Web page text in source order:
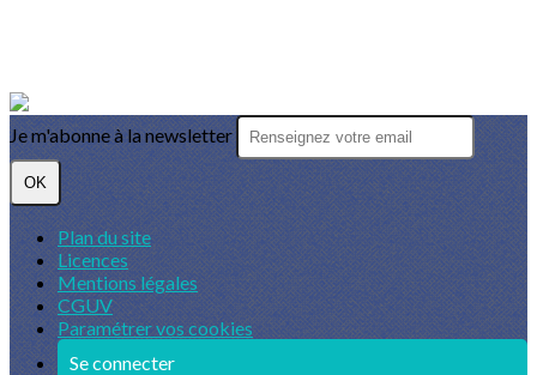
Je m'abonne à la newsletter
OK
Plan du site
Licences
Mentions légales
CGUV
Paramétrer vos cookies
Se connecter